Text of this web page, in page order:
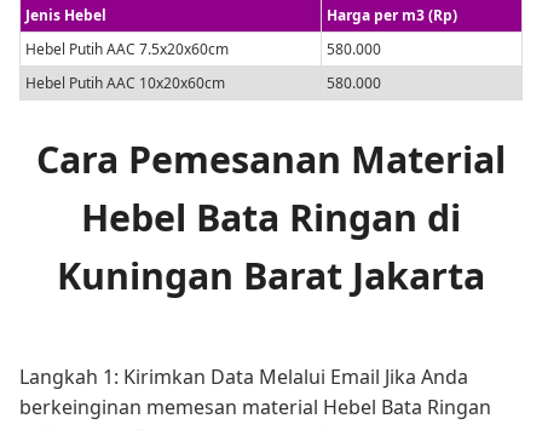
Jenis Hebel
Harga per m3 (Rp)
Hebel Putih AAC 7.5x20x60cm
580.000
Hebel Putih AAC 10x20x60cm
580.000
Cara Pemesanan Material
Hebel Bata Ringan di
Kuningan Barat Jakarta
Langkah 1: Kirimkan Data Melalui Email Jika Anda
berkeinginan memesan material Hebel Bata Ringan